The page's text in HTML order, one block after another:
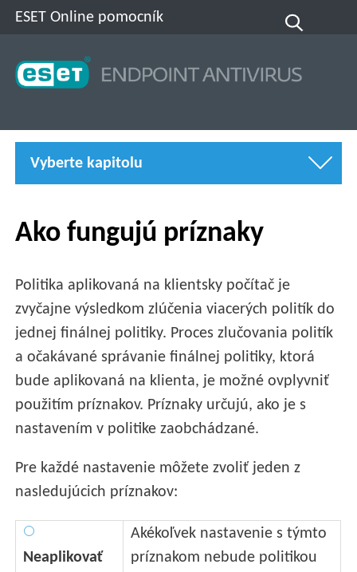
ESET Online pomocník
Vyberte kapitolu
Ako fungujú príznaky
Politika aplikovaná na klientsky počítač je
zvyčajne výsledkom zlúčenia viacerých politík do
jednej finálnej politiky. Proces zlučovania politík
a očakávané správanie finálnej politiky, ktorá
bude aplikovaná na klienta, je možné ovplyvniť
použitím príznakov. Príznaky určujú, ako je s
nastavením v politike zaobchádzané.
Pre každé nastavenie môžete zvoliť jeden z
nasledujúcich príznakov:
Neaplikovať
Akékoľvek nastavenie s týmto
príznakom nebude politikou